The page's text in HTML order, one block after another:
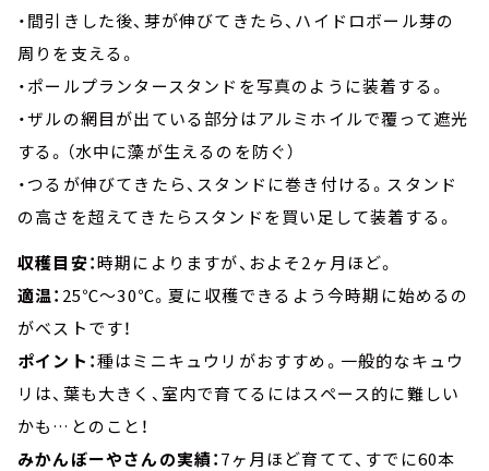
・間引きした後、芽が伸びてきたら、ハイドロボール芽の
周りを支える。
・ポールプランタースタンドを写真のように装着する。
・ザルの網目が出ている部分はアルミホイルで覆って遮光
する。（水中に藻が生えるのを防ぐ）
・つるが伸びてきたら、スタンドに巻き付ける。スタンド
の高さを超えてきたらスタンドを買い足して装着する。
収穫目安：時期によりますが、およそ2ヶ月ほど。
適温： 25℃～30℃。夏に収穫できるよう今時期に始めるの
がベストです！
ポイント：種はミニキュウリがおすすめ。一般的なキュウ
リは、葉も大きく、室内で育てるにはスペース的に難しい
かも…とのこと！
みかんぼーやさんの実績：7ヶ月ほど育てて、すでに60本